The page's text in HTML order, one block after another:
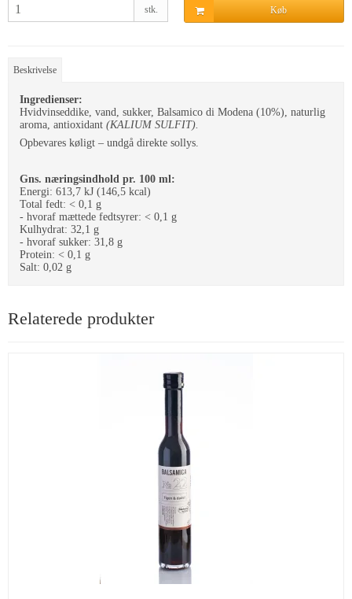
stk. Køb
Beskrivelse
Ingredienser:
Hvidvinseddike, vand, sukker, Balsamico di Modena (10%), naturlig
aroma, antioxidant ­ (KALIUM SULFIT).
Opbevares køligt – undgå direkte sollys.
Gns. næringsindhold pr. 100 ml:
Energi: 613,7 kJ (146,5 kcal)
Total fedt: < 0,1 g
- hvoraf mættede fedtsyrer: < 0,1 g
Kulhydrat: 32,1 g
- hvoraf sukker: 31,8 g
Protein: < 0,1 g
Salt: 0,02 g
Relaterede produkter